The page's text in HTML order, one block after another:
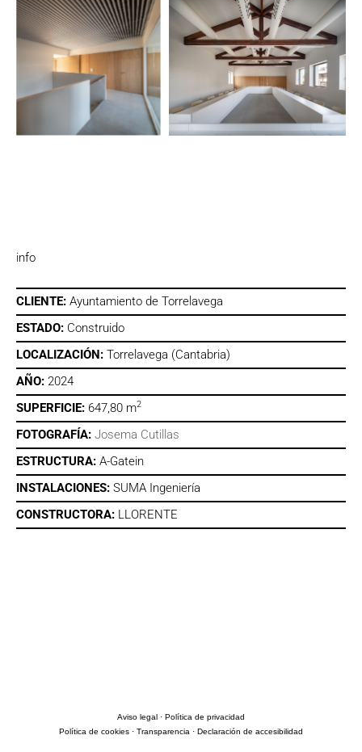
info
CLIENTE: Ayuntamiento de Torrelavega
ESTADO: Construido
LOCALIZACIÓN: Torrelavega (Cantabria)
AÑO: 2024
SUPERFICIE: 647,80 m2
FOTOGRAFÍA: Josema Cutillas
ESTRUCTURA: A-Gatein
INSTALACIONES: SUMA Ingeniería
CONSTRUCTORA: LLORENTE
Aviso legal · Política de privacidad
Política de cookies · Transparencia · Declaración de accesibilidad